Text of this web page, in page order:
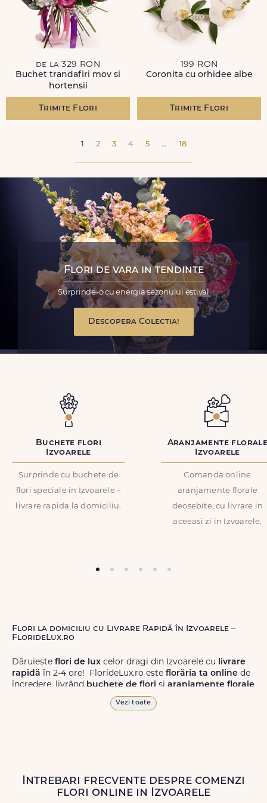
de la 329 RON
Buchet trandafiri mov si
hortensii
Trimite Flori
199 RON
Coronita cu orhidee albe
Trimite Flori
1 2 3 4 5 ... 18
Flori de vara in tendinte
Surprinde-o cu energia sezonului estival
Descopera Colectia!
Buchete flori
Izvoarele
Surprinde cu buchete de
flori speciale in Izvoarele –
livrare rapida la domiciliu.
Aranjamente
Izvoarele
Comanda online
aranjamente florale
deosebite, cu livrare in
aceeasi zi in Izvoarele.
Flori la domiciliu cu Livrare Rapidă în Izvoarele –
FlorideLux.ro
Dăruiește flori de lux celor dragi din Izvoarele cu livrare
rapidă în 2-4 ore! FlorideLux.ro este florăria ta online de
încredere, livrând buchete de flori și aranjamente florale
de calitate superioară în Izvoarele și în toată România.
Livrăm buchete de florichiar și în weekend, pentru ca tu
să poți adresa un gest frumos atunci când ai nevoie.
Vezi toate
Intrebari frecvente despre comenzi
flori online in Izvoarele